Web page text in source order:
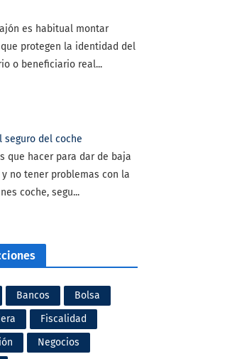
es habitual montar
protegen la identidad del
o beneficiario real...
seguro del coche
que hacer para dar de baja
no tener problemas con la
coche, segu...
Bancos
Bolsa
Fiscalidad
Negocios